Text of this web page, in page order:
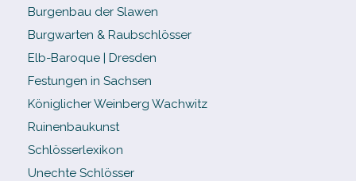
Burgenbau der Slawen
Burgwarten & Raubschlösser
Elb-​Baroque | Dresden
Festungen in Sachsen
Königlicher Weinberg Wachwitz
Ruinenbaukunst
Schlösserlexikon
Unechte Schlösser